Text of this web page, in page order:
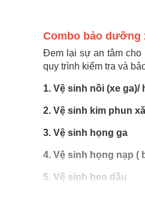
Combo bảo dưỡng
Đem lại sự an tâm cho
quy trình kiểm tra và
1. Vệ sinh nồi (xe
2. Vệ sinh kim phun
3. Vệ sinh họng ga
4. Vệ sinh họng nạp (
5. Vệ sinh heo dầu